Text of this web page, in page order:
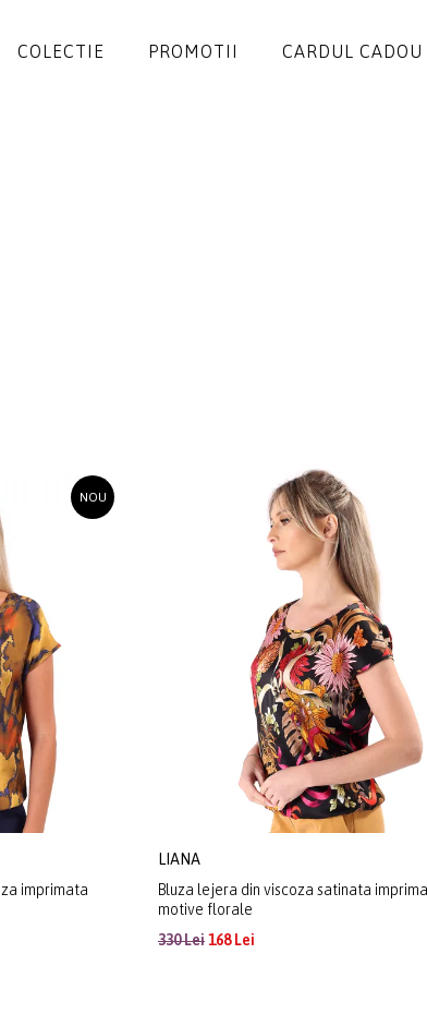
COLECTIE PROMOTII CARDUL CADOU
NOU
imprimata
LIANA
Bluza lejera din viscoza satinata
motive florale
330 Lei168 Lei